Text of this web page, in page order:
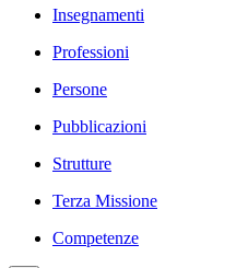
Insegnamenti
Professioni
Persone
Pubblicazioni
Strutture
Terza Missione
Competenze